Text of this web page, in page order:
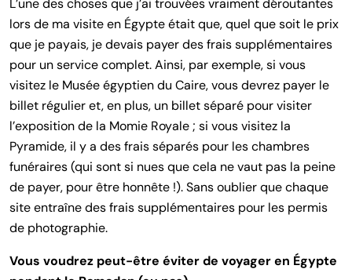
lors de ma visite en Égypte était que, quel que soit le prix
que je payais, je devais payer des frais supplémentaires
pour un service complet. Ainsi, par exemple, si vous
visitez le Musée égyptien du Caire, vous devrez payer le
billet régulier et, en plus, un billet séparé pour visiter
l’exposition de la Momie Royale ; si vous visitez la
Pyramide, il y a des frais séparés pour les chambres
funéraires (qui sont si nues que cela ne vaut pas la peine
de payer, pour être honnête !). Sans oublier que chaque
site entraîne des frais supplémentaires pour les permis
de photographie.
Vous voudrez peut-être éviter de voyager en Égypte